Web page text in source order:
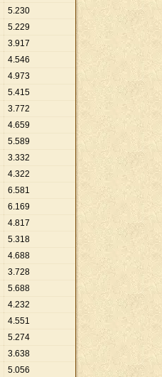
5.230
5.229
3.917
4.546
4.973
5.415
3.772
4.659
5.589
3.332
4.322
6.581
6.169
4.817
5.318
4.688
3.728
5.688
4.232
4.551
5.274
3.638
5.056